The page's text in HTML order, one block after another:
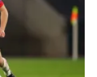
VOD
רץ ברשת
מכבי חיפה
ליגה ספרדית
ליגה צרפתית
מכבי תל אביב
טניס